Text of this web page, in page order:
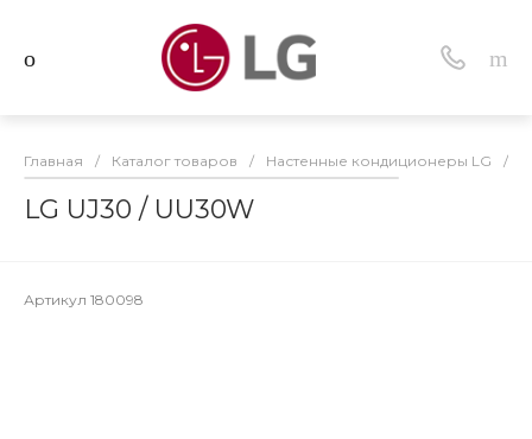
Главная / Каталог товаров / Настенные кондиционеры LG /
LG UJ30 / UU30W
Артикул 180098